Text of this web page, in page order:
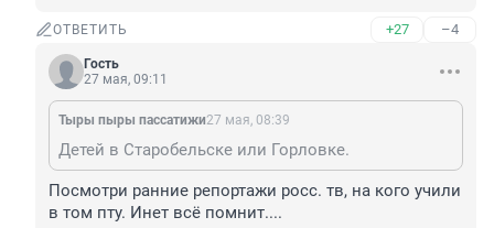
ОТВЕТИТЬ +27 –4
Гость
27 мая, 09:11
Тыры пыры пассатижи27 мая, 08:39
Детей в Старобельске или Горловке.
Посмотри ранние репортажи росс. тв, на кого учили
в том пту. Инет всё помнит....